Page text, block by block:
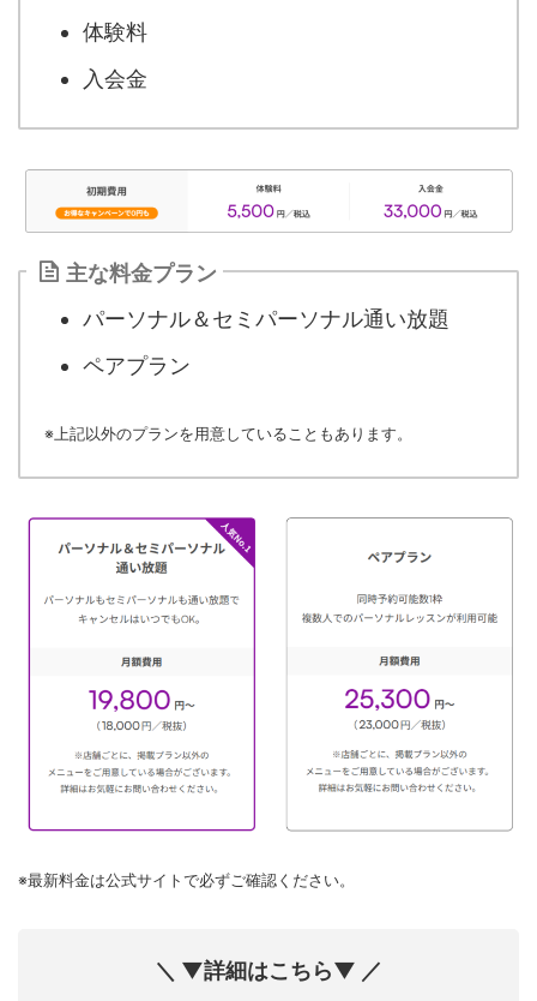
体験料
入会金
主な料金プラン
パーソナル＆セミパーソナル通い放題
ペアプラン
※上記以外のプランを用意していることもあります。
※最新料金は公式サイトで必ずご確認ください。
＼ ▼詳細はこちら▼ ／